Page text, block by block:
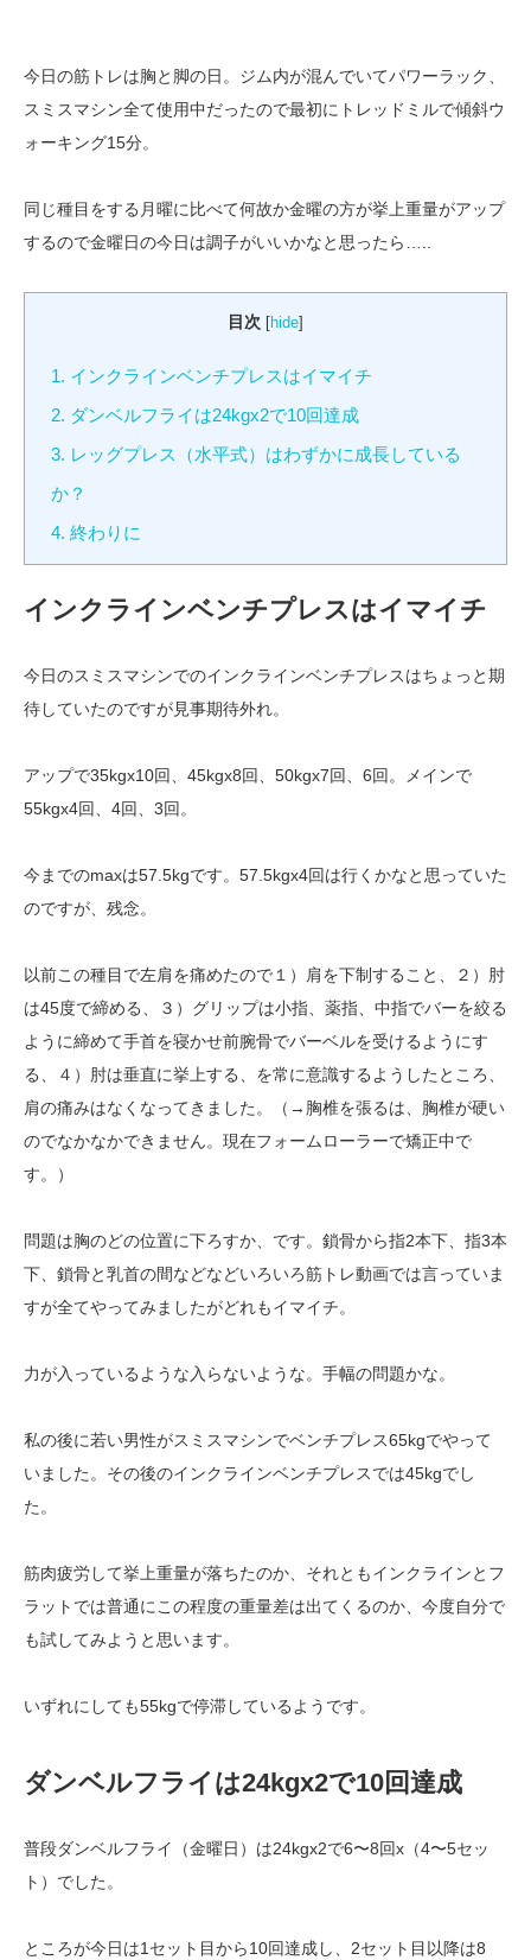
今日の筋トレは胸と脚の日。ジム内が混んでいてパワーラック、
スミスマシン全て使用中だったので最初にトレッドミルで傾斜ウ
ォーキング15分。
同じ種目をする月曜に比べて何故か金曜の方が挙上重量がアップ
するので金曜日の今日は調子がいいかなと思ったら…..
目次 hide
1. インクラインベンチプレスはイマイチ
2. ダンベルフライは24kgx2で10回達成
3. レッグプレス（水平式）はわずかに成長している
か？
4. 終わりに
インクラインベンチプレスはイマイチ
今日のスミスマシンでのインクラインベンチプレスはちょっと期
待していたのですが見事期待外れ。
アップで35kgx10回、45kgx8回、50kgx7回、6回。メインで
55kgx4回、4回、3回。
今までのmaxは57.5kgです。57.5kgx4回は行くかなと思っていた
のですが、残念。
以前この種目で左肩を痛めたので１）肩を下制すること、２）肘
は45度で締める、３）グリップは小指、薬指、中指でバーを絞る
ように締めて手首を寝かせ前腕骨でバーベルを受けるようにす
る、４）肘は垂直に挙上する、を常に意識するようしたところ、
肩の痛みはなくなってきました。（→胸椎を張るは、胸椎が硬い
のでなかなかできません。現在フォームローラーで矯正中で
す。）
問題は胸のどの位置に下ろすか、です。鎖骨から指2本下、指3本
下、鎖骨と乳首の間などなどいろいろ筋トレ動画では言っていま
すが全てやってみましたがどれもイマイチ。
力が入っているような入らないような。手幅の問題かな。
私の後に若い男性がスミスマシンでベンチプレス65kgでやって
いました。その後のインクラインベンチプレスでは45kgでし
た。
筋肉疲労して挙上重量が落ちたのか、それともインクラインとフ
ラットでは普通にこの程度の重量差は出てくるのか、今度自分で
も試してみようと思います。
いずれにしても55kgで停滞しているようです。
ダンベルフライは24kgx2で10回達成
普段ダンベルフライ（金曜日）は24kgx2で6〜8回x（4〜5セッ
ト）でした。
ところが今日は1セット目から10回達成し、2セット目以降は8